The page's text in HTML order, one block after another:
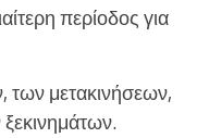
περίοδος για
μετακινήσεων,